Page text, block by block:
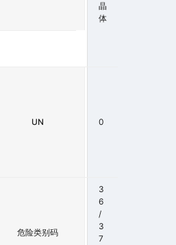
晶
体
UN 0
0危险类别码
3
6
/
3
7